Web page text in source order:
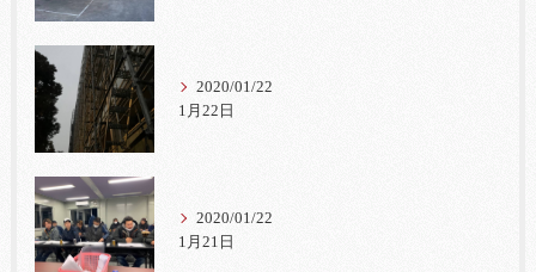
2020/01/22
1月22日
2020/01/22
1月21日